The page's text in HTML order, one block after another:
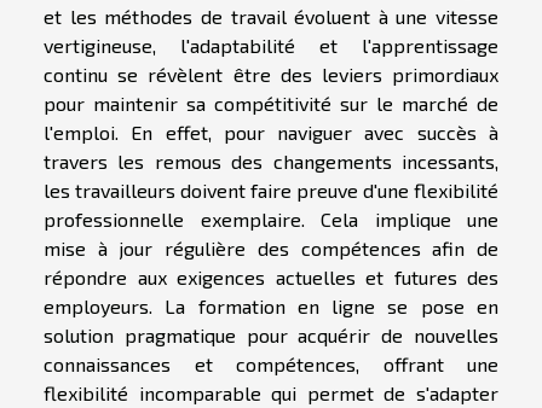
et les méthodes de travail évoluent à une vitesse
vertigineuse, l'adaptabilité et l'apprentissage
continu se révèlent être des leviers primordiaux
pour maintenir sa compétitivité sur le marché de
l'emploi. En effet, pour naviguer avec succès à
travers les remous des changements incessants,
les travailleurs doivent faire preuve d'une flexibilité
professionnelle exemplaire. Cela implique une
mise à jour régulière des compétences afin de
répondre aux exigences actuelles et futures des
employeurs. La formation en ligne se pose en
solution pragmatique pour acquérir de nouvelles
connaissances et compétences, offrant une
flexibilité incomparable qui permet de s'adapter